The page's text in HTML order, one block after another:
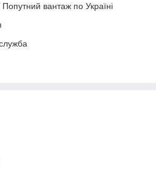
вантаж по Україні